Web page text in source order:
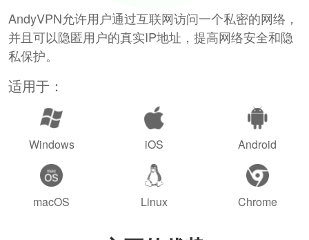
AndyVPN允许用户通过互联网访问一个私密的网络，
并且可以隐匿用户的真实IP地址，提高网络安全和隐
私保护。
适用于：
Windows iOS Android
macOS Linux Chrome